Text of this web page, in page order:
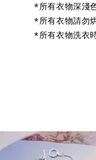
*所有衣物深淺
*所有衣物請勿
*所有衣物洗衣